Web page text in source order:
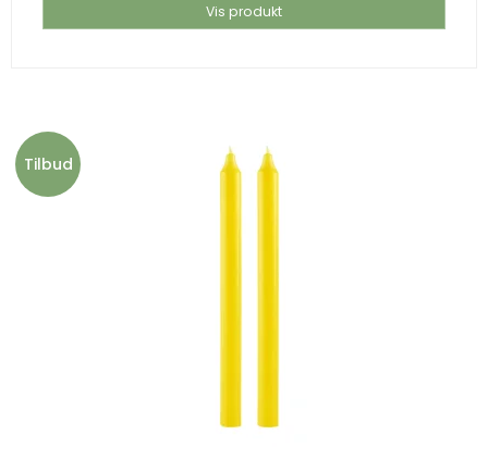
Vis produkt
Tilbud